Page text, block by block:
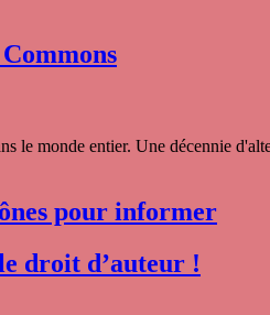
le monde entier. Une décennie
pour informer
droit d’auteur !